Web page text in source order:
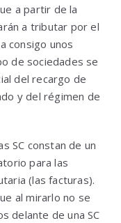
a partir de la
a tributar por el
consigo unos
de sociedades se
del recargo de
y del régimen de
SC constan de un
para las
(las facturas).
al mirarlo no se
delante de una SC